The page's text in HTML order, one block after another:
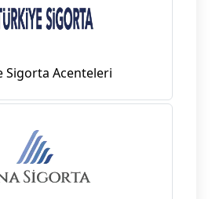
Sigorta Acenteleri